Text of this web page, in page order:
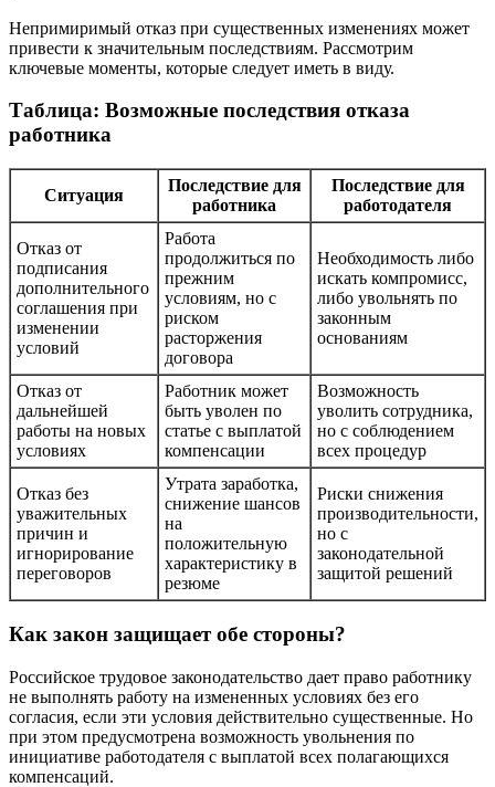
Непримиримый отказ при существенных изменениях может
привести к значительным последствиям. Рассмотрим
ключевые моменты, которые следует иметь в виду.
Таблица: Возможные последствия отказа
работника
Ситуация
Последствие для
работника
Последствие для
работодателя
Отказ от
подписания
дополнительного
соглашения при
изменении
условий
Работа
продолжиться по
прежним
условиям, но с
риском
расторжения
договора
Необходимость либо
искать компромисс,
либо увольнять по
законным
основаниям
Отказ от
дальнейшей
работы на новых
условиях
Работник может
быть уволен по
статье с выплатой
компенсации
Возможность
уволить сотрудника,
но с соблюдением
всех процедур
Отказ без
уважительных
причин и
игнорирование
переговоров
Утрата заработка,
снижение шансов
на
положительную
характеристику в
резюме
Риски снижения
производительности,
но с
законодательной
защитой решений
Как закон защищает обе стороны?
Российское трудовое законодательство дает право работнику
не выполнять работу на измененных условиях без его
согласия, если эти условия действительно существенные. Но
при этом предусмотрена возможность увольнения по
инициативе работодателя с выплатой всех полагающихся
компенсаций.